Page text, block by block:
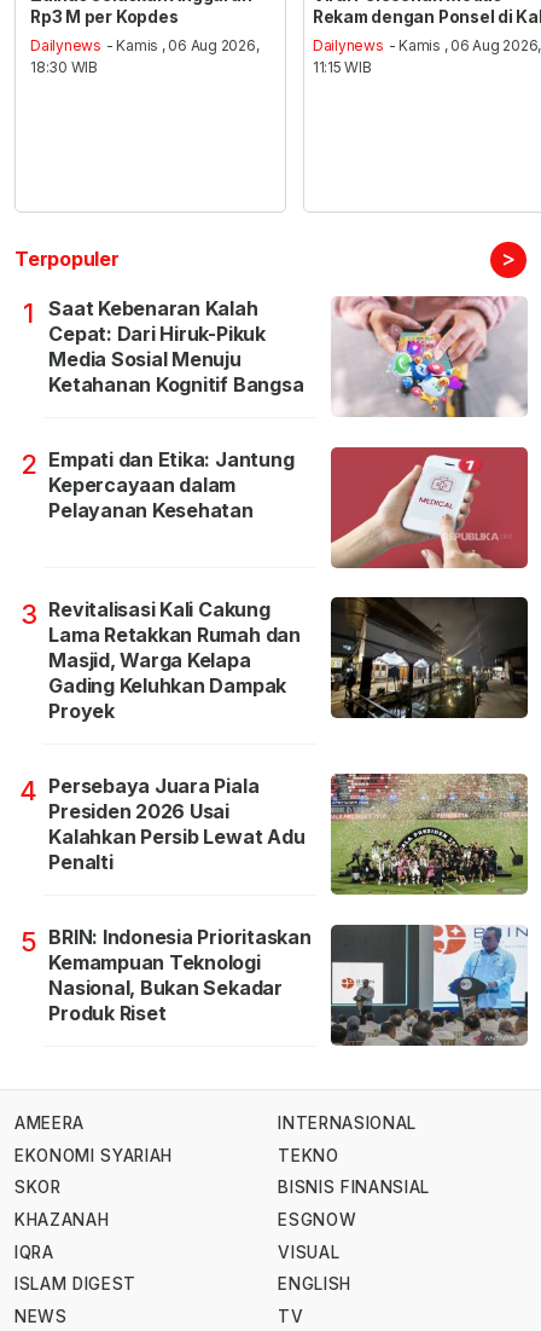
Rp3 M per Kopdes
Dailynews - Kamis , 06 Aug 2026,
18:30 WIB
Rekam dengan Ponsel di
Dailynews - Kamis , 06 Aug 2026,
11:15 WIB
Terpopuler >
1
Saat Kebenaran Kalah
Cepat: Dari Hiruk-Pikuk
Media Sosial Menuju
Ketahanan Kognitif Bangsa
2 Empati dan Etika: Jantung
Kepercayaan dalam
Pelayanan Kesehatan
3 Revitalisasi Kali Cakung
Lama Retakkan Rumah dan
Masjid, Warga Kelapa
Gading Keluhkan Dampak
Proyek
4 Persebaya Juara Piala
Presiden 2026 Usai
Kalahkan Persib Lewat Adu
Penalti
5 BRIN: Indonesia Prioritaskan
Kemampuan Teknologi
Nasional, Bukan Sekadar
Produk Riset
AMEERA
EKONOMI SYARIAH
SKOR
KHAZANAH
IQRA
ISLAM DIGEST
NEWS
INTERNASIONAL
TEKNO
BISNIS FINANSIAL
ESGNOW
VISUAL
ENGLISH
TV